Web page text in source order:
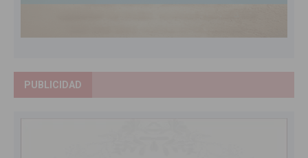
PUBLICIDAD